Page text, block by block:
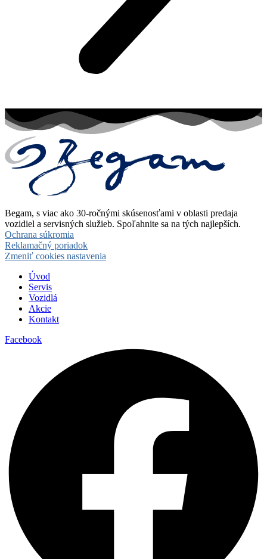
Begam, s viac ako 30-ročnými skúsenosťami v oblasti predaja
vozidiel a servisných služieb. Spoľahnite sa na tých najlepších.
Ochrana súkromia
Reklamačný poriadok
Zmeniť cookies nastavenia
Úvod
Servis
Vozidlá
Akcie
Kontakt
Facebook